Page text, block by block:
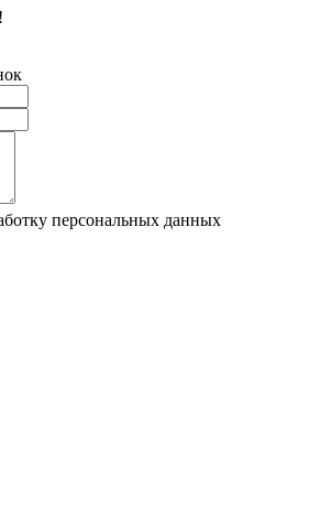
персональных данных